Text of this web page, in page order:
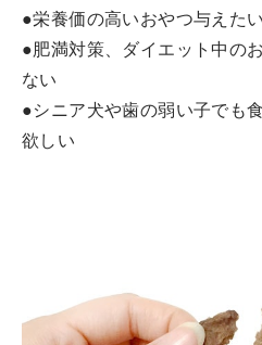
●栄養価の高いおやつ与えたい
●肥満対策、ダイエット中の
ない
●シニア犬や歯の弱い子でも
欲しい